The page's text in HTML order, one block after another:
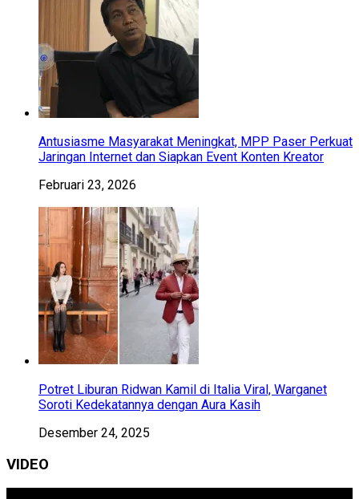
Antusiasme Masyarakat Meningkat, MPP Paser Perkuat
Jaringan Internet dan Siapkan Event Konten Kreator
Februari 23, 2026
Potret Liburan Ridwan Kamil di Italia Viral, Warganet
Soroti Kedekatannya dengan Aura Kasih
Desember 24, 2025
VIDEO